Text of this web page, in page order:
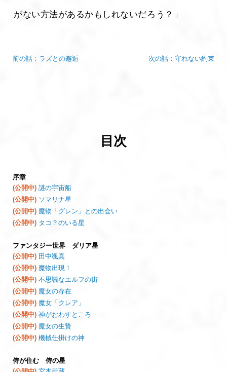
がない方法があるかもしれないだろう？」
前の話：ラズとの邂逅 次の話：守れない約束
目次
序章
(公開中) 謎の宇宙船
(公開中) ソマリナ星
(公開中) 魔物「グレン」との出会い
(公開中) タコ？のいる星
ファンタジー世界 ダリア星
(公開中) 田中颯真
(公開中) 魔物出現！
(公開中) 不思議なエルフの街
(公開中) 魔女の存在
(公開中) 魔女「クレア」
(公開中) 神がおわすところ
(公開中) 魔女の生贄
(公開中) 機械仕掛けの神
侍が住む 侍の星